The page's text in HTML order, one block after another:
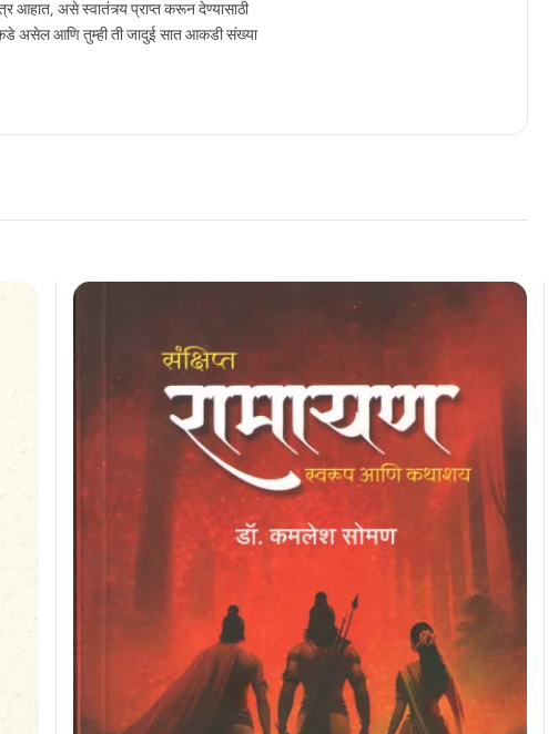
आहात, असे स्वातंत्र्य प्राप्त करून देण्यासाठी
असेल आणि तुम्ही ती जादुई सात आकडी संख्या